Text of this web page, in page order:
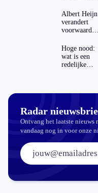
dat invloed
op je
hypotheek?
Albert Heijn
verandert
voorwaarden
mag dat
zomaar?
Hoge nood:
wat is een
redelijke
Radar
Ontvang het laatste
vandaag nog in voor onze
E-mailadres: